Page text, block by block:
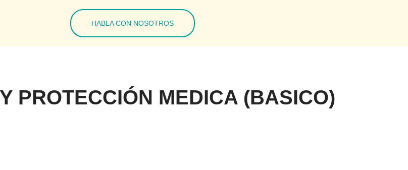
HABLA CON NOSOTROS
PROTECCIÓN MEDICA (BASICO)